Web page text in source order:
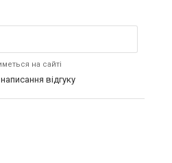
на сайті
відгуку